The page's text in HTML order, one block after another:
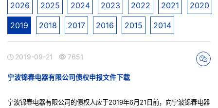
2026 2025 2024 2023 2022 2021 2020
2019 2018 2017 2016 2015 2014
2019-09-21  7651 
宁波锦春电器有限公司债权申报文件下载
宁波锦春电器有限公司的债权人应于2019年6月21日前，向宁波锦春电器